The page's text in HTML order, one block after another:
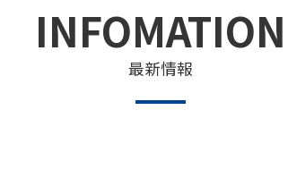
INFOMATION
最新情報